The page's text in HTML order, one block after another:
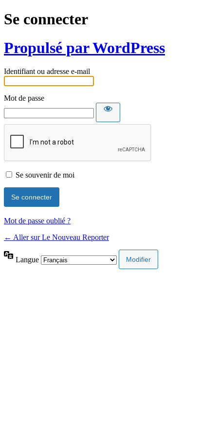
Se connecter
Propulsé par WordPress
Identifiant ou adresse e-mail
Mot de passe
Se souvenir de moi
Mot de passe oublié ?
← Aller sur Le Nouveau Reporter
Langue